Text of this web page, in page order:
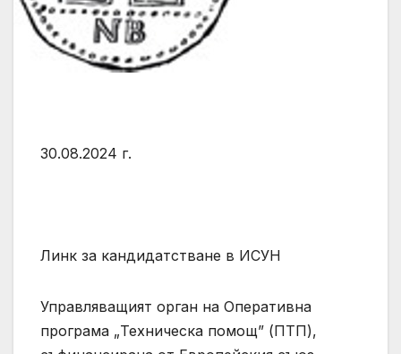
30.08.2024 г.
Линк за кандидатстване в ИСУН
Управляващият орган на Оперативна
програма „Техническа помощ” (ПТП),